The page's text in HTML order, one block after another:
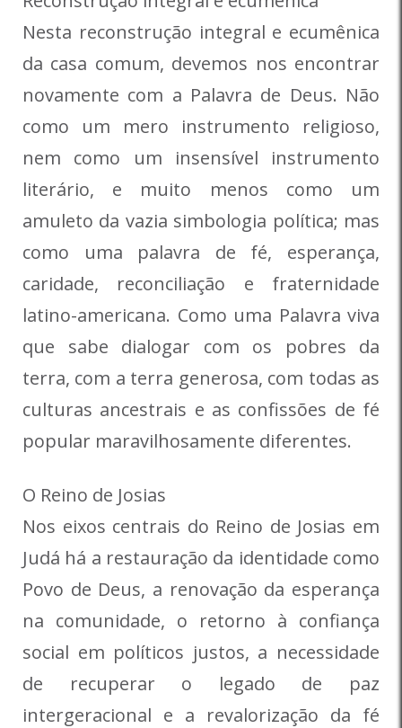
Nesta reconstrução integral e ecumênica
da casa comum, devemos nos encontrar
novamente com a Palavra de Deus. Não
como um mero instrumento religioso,
nem como um insensível instrumento
literário, e muito menos como um
amuleto da vazia simbologia política; mas
como uma palavra de fé, esperança,
caridade, reconciliação e fraternidade
latino-americana. Como uma Palavra viva
que sabe dialogar com os pobres da
terra, com a terra generosa, com todas as
culturas ancestrais e as confissões de fé
popular maravilhosamente diferentes.
O Reino de Josias
Nos eixos centrais do Reino de Josias em
Judá há a restauração da identidade como
Povo de Deus, a renovação da esperança
na comunidade, o retorno à confiança
social em políticos justos, a necessidade
de recuperar o legado de paz
intergeracional e a revalorização da fé